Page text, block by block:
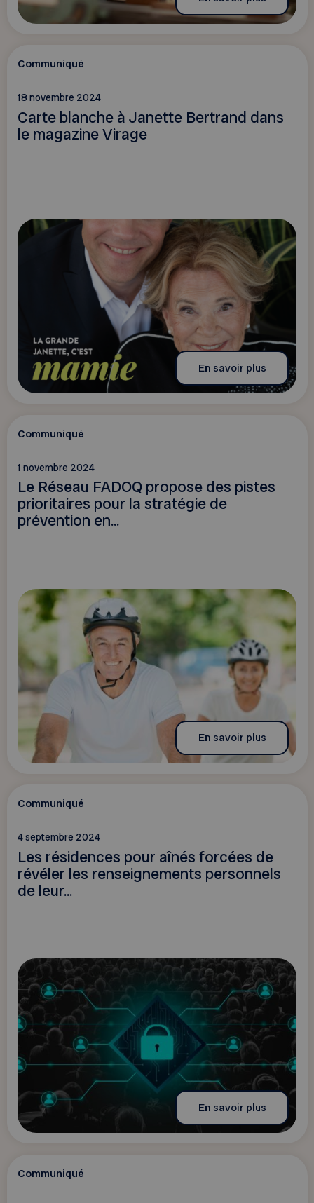
Communiqué
18 novembre 2024
Carte blanche à Janette Bertrand dans
le magazine Virage
En savoir plus
Communiqué
1 novembre 2024
Le Réseau FADOQ propose des pistes
prioritaires pour la stratégie de
prévention en...
En savoir plus
Communiqué
4 septembre 2024
Les résidences pour aînés forcées de
révéler les renseignements personnels
de leur...
En savoir plus
Communiqué